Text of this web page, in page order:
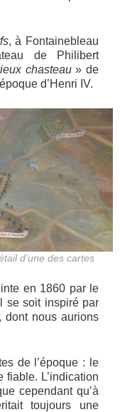
, à Fontainebleau
de Philibert
chasteau» de
d’Henri IV.
d’une des cartes
en 1860 par le
se soit inspiré par
dont nous aurions
de l’époque : le
fiable. L’indication
cependant qu’à
toujours une